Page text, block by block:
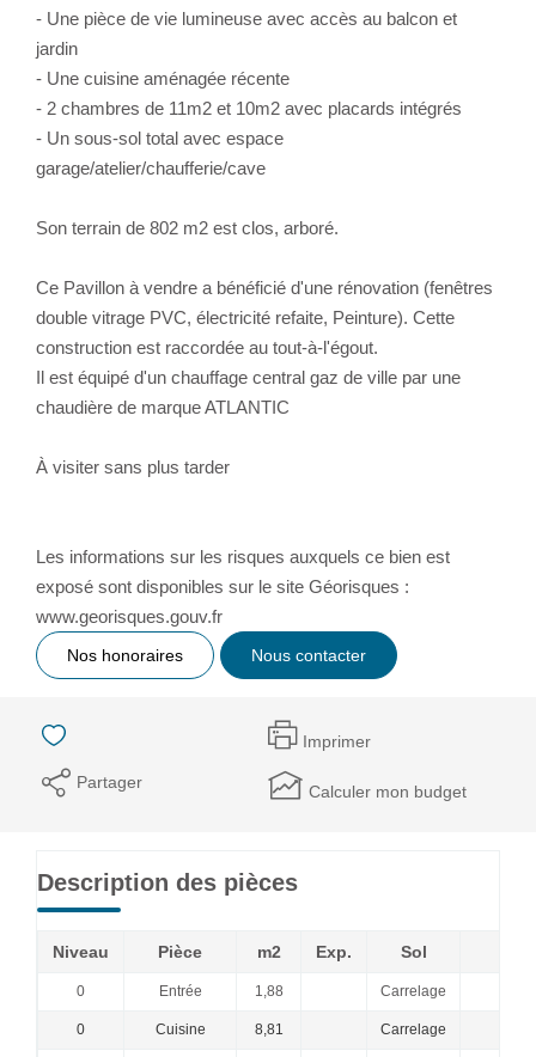
- Une pièce de vie lumineuse avec accès au balcon et
jardin
- Une cuisine aménagée récente
- 2 chambres de 11m2 et 10m2 avec placards intégrés
- Un sous-sol total avec espace
garage/atelier/chaufferie/cave
Son terrain de 802 m2 est clos, arboré.
Ce Pavillon à vendre a bénéficié d'une rénovation (fenêtres
double vitrage PVC, électricité refaite, Peinture). Cette
construction est raccordée au tout-à-l'égout.
Il est équipé d'un chauffage central gaz de ville par une
chaudière de marque ATLANTIC
À visiter sans plus tarder
Les informations sur les risques auxquels ce bien est
exposé sont disponibles sur le site Géorisques :
www.georisques.gouv.fr
Nos honoraires Nous contacter
Imprimer
Partager Calculer mon budget
Description des pièces
Niveau Pièce m2 Exp. Sol
0 Entrée 1,88 Carrelage
0 Cuisine 8,81 Carrelage